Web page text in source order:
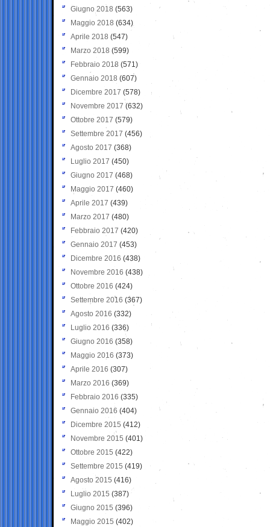
Giugno 2018 (563)
Maggio 2018 (634)
Aprile 2018 (547)
Marzo 2018 (599)
Febbraio 2018 (571)
Gennaio 2018 (607)
Dicembre 2017 (578)
Novembre 2017 (632)
Ottobre 2017 (579)
Settembre 2017 (456)
Agosto 2017 (368)
Luglio 2017 (450)
Giugno 2017 (468)
Maggio 2017 (460)
Aprile 2017 (439)
Marzo 2017 (480)
Febbraio 2017 (420)
Gennaio 2017 (453)
Dicembre 2016 (438)
Novembre 2016 (438)
Ottobre 2016 (424)
Settembre 2016 (367)
Agosto 2016 (332)
Luglio 2016 (336)
Giugno 2016 (358)
Maggio 2016 (373)
Aprile 2016 (307)
Marzo 2016 (369)
Febbraio 2016 (335)
Gennaio 2016 (404)
Dicembre 2015 (412)
Novembre 2015 (401)
Ottobre 2015 (422)
Settembre 2015 (419)
Agosto 2015 (416)
Luglio 2015 (387)
Giugno 2015 (396)
Maggio 2015 (402)